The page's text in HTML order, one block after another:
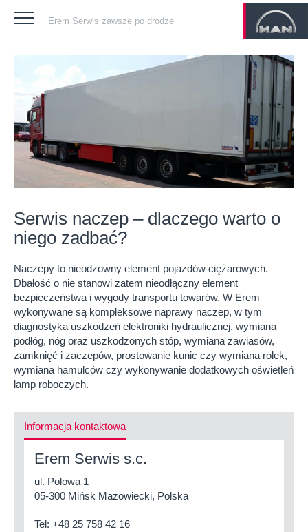
Erem Serwis zawsze po drodze
Serwis naczep – dlaczego warto o
niego zadbać?
Naczepy to nieodzowny element pojazdów ciężarowych.
Dbałość o nie stanowi zatem nieodłączny element
bezpieczeństwa i wygody transportu towarów. W Erem
wykonywane są kompleksowe naprawy naczep, w tym
diagnostyka uszkodzeń elektroniki hydraulicznej, wymiana
podłóg, nóg oraz uszkodzonych stóp, wymiana zawiasów,
zamknięć i zaczepów, prostowanie kunic czy wymiana rolek,
wymiana hamulców czy wykonywanie dodatkowych oświetleń
lamp roboczych.
Informacja kontaktowa
Erem Serwis s.c.
ul. Polowa 1
05-300 Mińsk Mazowiecki, Polska
Tel: +48 25 758 42 16